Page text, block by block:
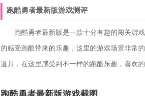
跑酷勇者最新版游戏测评
跑酷勇者最新版是一款十分有趣的闯关游戏
的感受跑酷带来的乐趣，这里的游戏场景非常
道具，在这里感受到不一样的跑酷乐趣，喜欢
跑酷勇者最新版游戏截图